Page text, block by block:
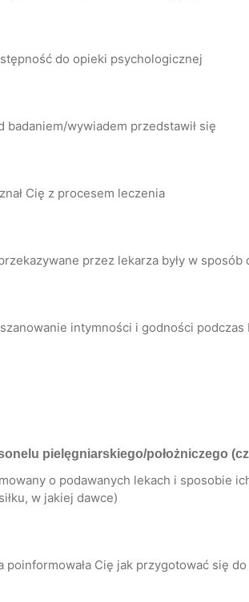
do opieki psychologicznej
badaniem/wywiadem przedstawił się
Cię z procesem leczenia
przez lekarza były w sposób
intymności i godności podczas
pielęgniarskiego/położniczego
o podawanych lekach i sposobie
w jakiej dawce)
poinformowała Cię jak przygotować się